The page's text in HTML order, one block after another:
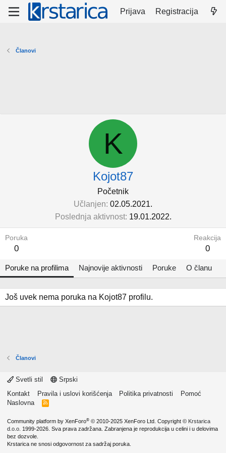
Prijava Registracija
Članovi
K
Kojot87
Početnik
Učlanjen 02.05.2021.
Poslednja aktivnost 19.01.2022.
Poruka
0
Reakcija
0
Poruke na profilima Najnovije aktivnosti Poruke O članu
Još uvek nema poruka na Kojot87 profilu.
Članovi
Svetli stil
Srpski
Kontakt
Pravila i uslovi korišćenja Politika privatnosti
Pomoć
Naslovna
R
Community platform by XenForo® © 2010-2025 XenForo Ltd. Copyright © Krstarica
d.o.o. 1999-2026. Sva prava zadržana. Zabranjena je reprodukcija u celini i u delovima
bez dozvole.
Krstarica ne snosi odgovornost za sadržaj poruka.